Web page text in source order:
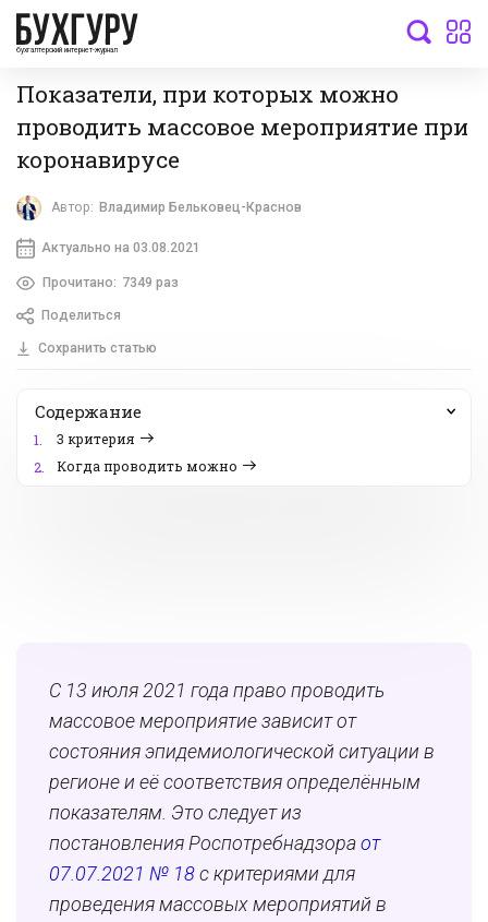
бухгалтерский интернет-журнал
Показатели, при которых можно
проводить массовое мероприятие при
коронавирусе
Автор: Владимир Бельковец-Краснов
Актуально на 03.08.2021
Прочитано: 7349 раз
Поделиться
Сохранить статью
Содержание
1.
3 критерия
2.
Когда проводить можно
С 13 июля 2021 года право проводить
массовое мероприятие зависит от
состояния эпидемиологической ситуации в
регионе и её соответствия определённым
показателям. Это следует из
постановления Роспотребнадзораот
07.07.2021 № 18с критериями для
проведения массовых мероприятий в